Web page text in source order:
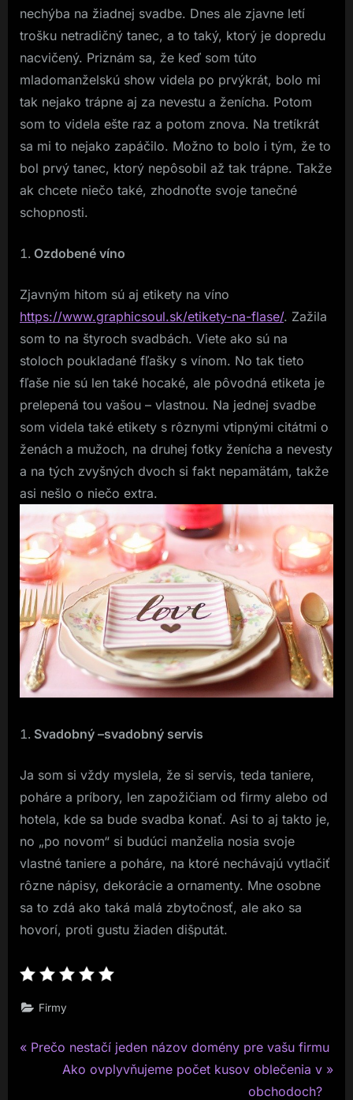
nechýba na žiadnej svadbe. Dnes ale zjavne letí
trošku netradičný tanec, a to taký, ktorý je dopredu
nacvičený. Priznám sa, že keď som túto
mladomanželskú show videla po prvýkrát, bolo mi
tak nejako trápne aj za nevestu a ženícha. Potom
som to videla ešte raz a potom znova. Na tretíkrát
sa mi to nejako zapáčilo. Možno to bolo i tým, že to
bol prvý tanec, ktorý nepôsobil až tak trápne. Takže
ak chcete niečo také, zhodnoťte svoje tanečné
schopnosti.
Ozdobené víno
Zjavným hitom sú aj etikety na víno
https://www.graphicsoul.sk/etikety-na-flase/. Zažila
som to na štyroch svadbách. Viete ako sú na
stoloch poukladané fľašky s vínom. No tak tieto
fľaše nie sú len také hocaké, ale pôvodná etiketa je
prelepená tou vašou – vlastnou. Na jednej svadbe
som videla také etikety s rôznymi vtipnými citátmi o
ženách a mužoch, na druhej fotky ženícha a nevesty
a na tých zvyšných dvoch si fakt nepamätám, takže
asi nešlo o niečo extra.
Svadobný –svadobný servis
Ja som si vždy myslela, že si servis, teda taniere,
poháre a príbory, len zapožičiam od firmy alebo od
hotela, kde sa bude svadba konať. Asi to aj takto je,
no „po novom“ si budúci manželia nosia svoje
vlastné taniere a poháre, na ktoré nechávajú vytlačiť
rôzne nápisy, dekorácie a ornamenty. Mne osobne
sa to zdá ako taká malá zbytočnosť, ale ako sa
hovorí, proti gustu žiaden dišputát.
Firmy
Navigace
P
Prečo nestačí jeden názov domény pre vašu firmu
N
Ako ovplyvňujeme počet kusov oblečenia v
obchodoch?